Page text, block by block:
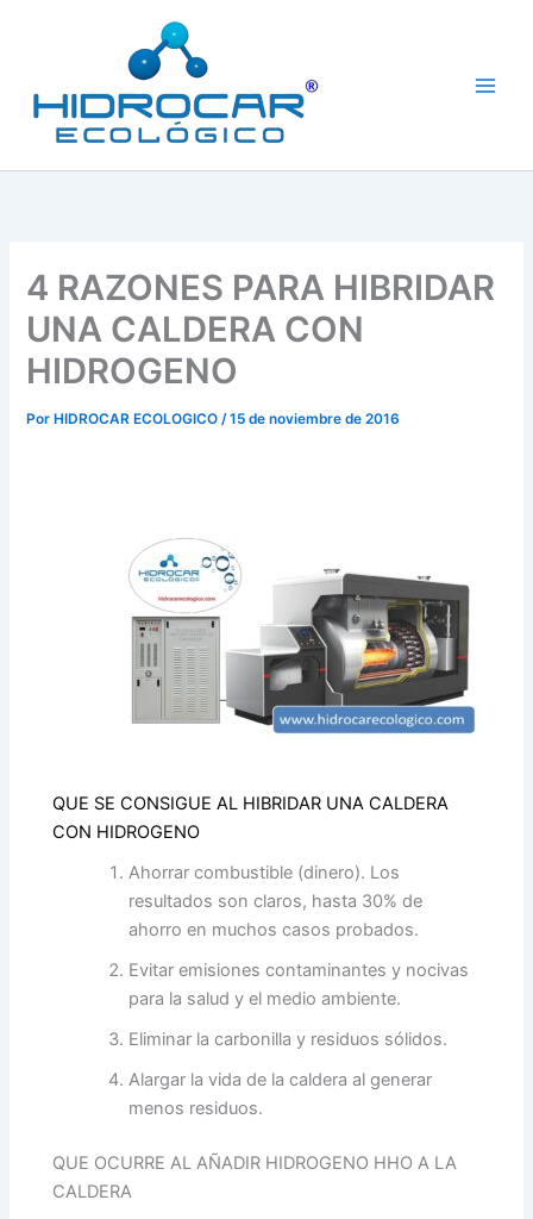
4 RAZONES PARA HIBRIDAR
UNA CALDERA CON
HIDROGENO
Por HIDROCAR ECOLOGICO/15 de noviembre de 2016
QUE SE CONSIGUE AL HIBRIDAR UNA CALDERA
CON HIDROGENO
Ahorrar combustible (dinero). Los
resultados son claros, hasta 30% de
ahorro en muchos casos probados.
Evitar emisiones contaminantes y nocivas
para la salud y el medio ambiente.
Eliminar la carbonilla y residuos sólidos.
Alargar la vida de la caldera al generar
menos residuos.
QUE OCURRE AL AÑADIR HIDROGENO HHO A LA
CALDERA